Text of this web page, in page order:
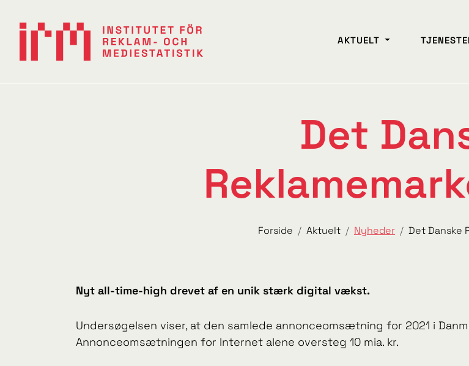
AKTUELT
Det
Forside Aktuelt Nyheder Det Danske
Nyt all-time-high drevet af en unik stærk digital vækst.
Undersøgelsen viser, at den samlede annonceomsætning for 2021 i
Annonceomsætningen for Internet alene oversteg 10 mia. kr.